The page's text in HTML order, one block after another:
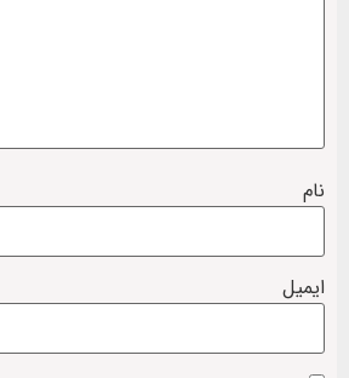
نام
ایمیل